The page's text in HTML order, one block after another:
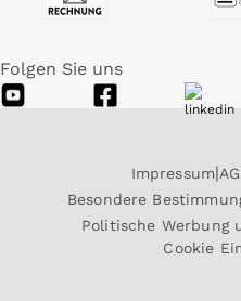
Folgen Sie uns
Impressum
Besondere
Politische Werbung
Cookie